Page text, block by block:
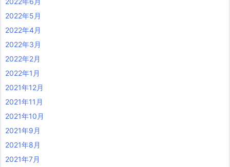
2022年5月
2022年4月
2022年3月
2022年2月
2022年1月
2021年12月
2021年11月
2021年10月
2021年9月
2021年8月
2021年7月